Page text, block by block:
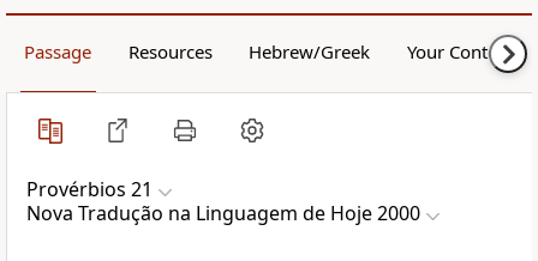
Passage Resources Hebrew/Greek Your Content
Provérbios 21
Nova Traduҫão na Linguagem de Hoje 2000